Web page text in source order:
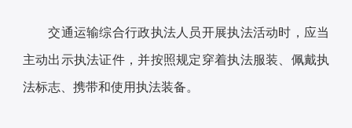
交通运输综合行政执法人员开展执法活动时，应当
主动出示执法证件，并按照规定穿着执法服装、佩戴执
法标志、携带和使用执法装备。